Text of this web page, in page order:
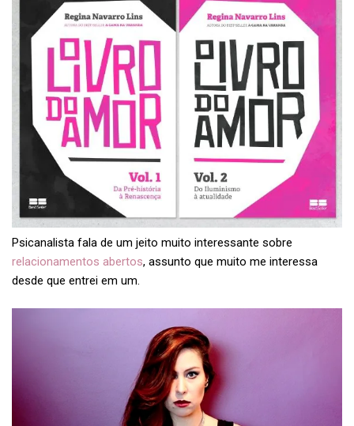
Psicanalista fala de um jeito muito interessante sobre
relacionamentos abertos, assunto que muito me interessa
desde que entrei em um.